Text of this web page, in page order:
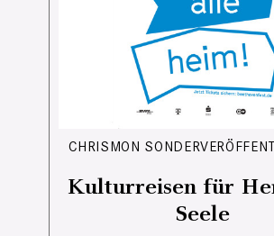
CHRISMON
Kulturreisen für
Seele